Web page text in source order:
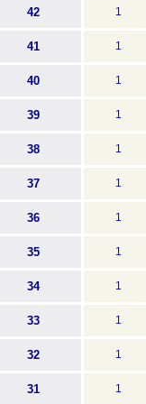
42 1
41 1
40 1
39 1
38 1
37 1
36 1
35 1
34 1
33 1
32 1
31 1